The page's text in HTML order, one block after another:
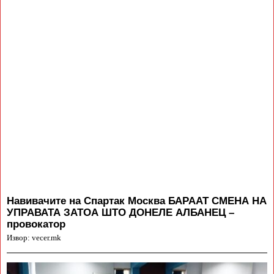
Навивачите на Спартак Москва БАРААТ СМЕНА НА
УПРАВАТА ЗАТОА ШТО ДОНЕЛЕ АЛБАНЕЦ –
провокатор
Извор: vecer.mk